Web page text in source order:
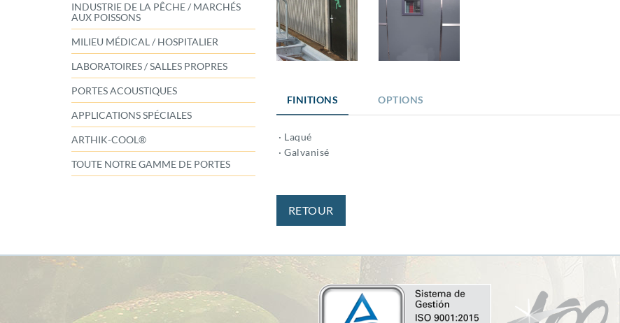
INDUSTRIE DE LA PÊCHE / MARCHÉS
AUX POISSONS
MILIEU MÉDICAL / HOSPITALIER
LABORATOIRES / SALLES PROPRES
PORTES ACOUSTIQUES
APPLICATIONS SPÉCIALES
ARTHIK-COOL®
TOUTE NOTRE GAMME DE PORTES
FINITIONS OPTIONS
· Laqué
· Galvanisé
RETOUR